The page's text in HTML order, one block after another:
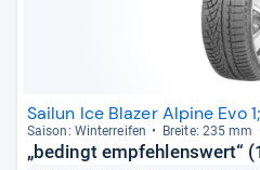
Sailun Ice Blazer Alpine Evo
Sai­son: Win­ter­rei­fen Breite: 235 mm
„bedingt empfehlenswert“